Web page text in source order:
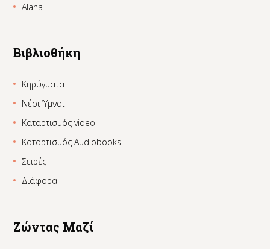
Alana
Βιβλιοθήκη
Κηρύγματα
Νέοι Ύμνοι
Καταρτισμός video
Καταρτισμός Audiobooks
Σειρές
Διάφορα
Ζώντας Μαζί